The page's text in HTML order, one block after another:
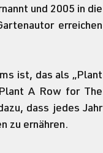
und 2005 in die
erreichen
ist, das als „Plant
A Row for The
dass jedes Jahr
zu ernähren.